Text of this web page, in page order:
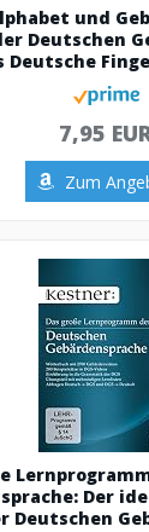
und
Deutschen
Deutsche
7,95
Zum
Der
Deutschen